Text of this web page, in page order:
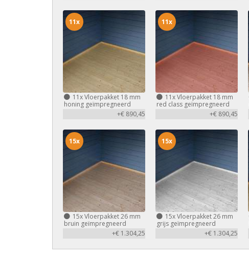
11xVloerpakket 18 mm
honing geïmpregneerd
+€ 890,45
11x
11xVloerpakket 18 mm
red class geïmpregneerd
+€ 890,45
11x
15xVloerpakket 26 mm
bruin geïmpregneerd
+€ 1.304,25
15x
15xVloerpakket 26 mm
grijs geïmpregneerd
+€ 1.304,25
15x